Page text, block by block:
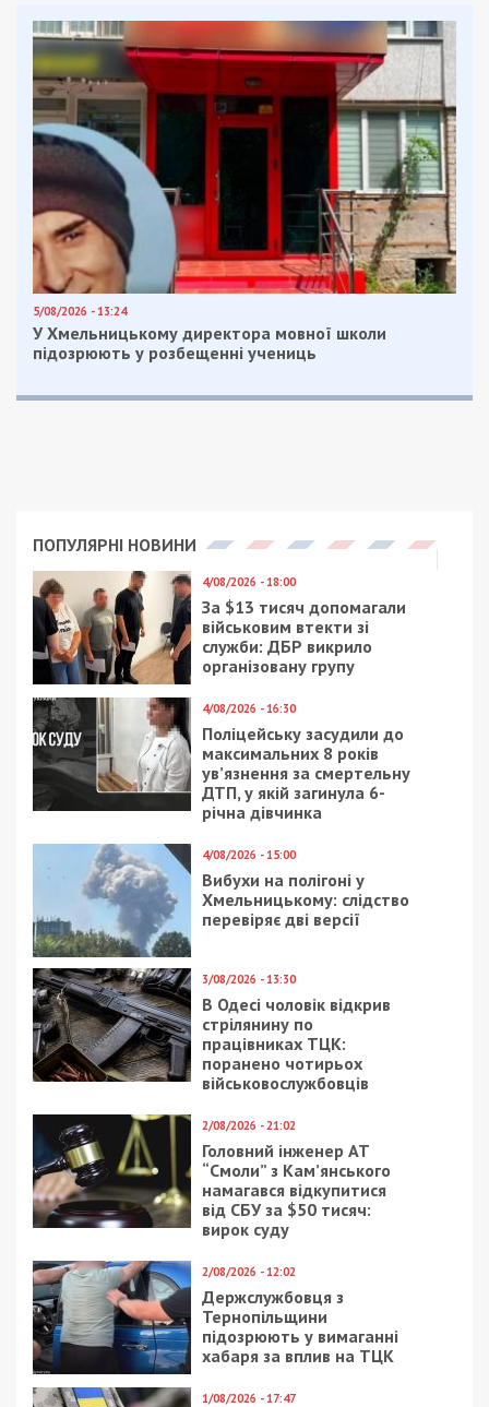
5/08/2026 - 13:24
У Хмельницькому директора мовної школи
підозрюють у розбещенні учениць
ПОПУЛЯРНІ НОВИНИ
4/08/2026 - 18:00
За $13 тисяч допомагали
військовим втекти зі
служби: ДБР викрило
організовану групу
4/08/2026 - 16:30
Поліцейську засудили до
максимальних 8 років
ув’язнення за смертельну
ДТП, у якій загинула 6-
річна дівчинка
4/08/2026 - 15:00
Вибухи на полігоні у
Хмельницькому: слідство
перевіряє дві версії
3/08/2026 - 13:30
В Одесі чоловік відкрив
стрілянину по
працівниках ТЦК:
поранено чотирьох
військовослужбовців
2/08/2026 - 21:02
Головний інженер АТ
“Смоли” з Кам’янського
намагався відкупитися
від СБУ за $50 тисяч:
вирок суду
2/08/2026 - 12:02
Держслужбовця з
Тернопільщини
підозрюють у вимаганні
хабаря за вплив на ТЦК
1/08/2026 - 17:47